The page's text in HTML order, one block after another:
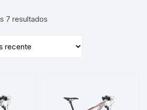
7 resultados